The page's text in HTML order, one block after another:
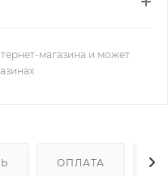
магазина и может
ОПЛАТА